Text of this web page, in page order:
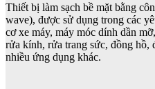
Thiết bị làm sạch bề mặt bằng
wave), được sử dụng trong các
cơ xe máy, máy móc dính dần
rửa kính, rửa trang sức, đồng
nhiều ứng dụng khác.